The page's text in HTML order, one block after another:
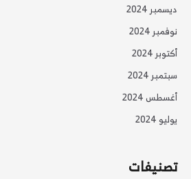
ديسمبر 2024
نوفمبر 2024
أكتوبر 2024
سبتمبر 2024
أغسطس 2024
يوليو 2024
تصنيفات